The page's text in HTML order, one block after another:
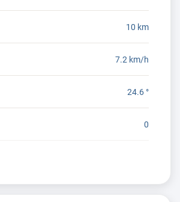
10 km
7.2 km/h
24.6 °
0